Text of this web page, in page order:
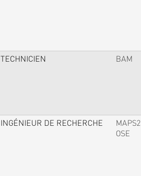
TECHNICIEN BAM
INGÉNIEUR DE RECHERCHE
MAPS2
OSE